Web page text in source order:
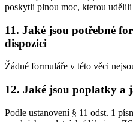
poskytli plnou moc, kterou udělili
11. Jaké jsou potřebné
dispozici
Žádné formuláře v této věci
12. Jaké jsou poplatky a
Podle ustanovení § 11 odst. 1